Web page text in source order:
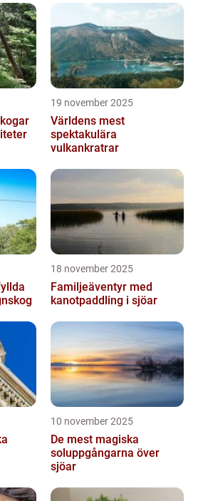
19 november 2025
Världens mest
spektakulära
vulkankratrar
18 november 2025
Familjeäventyr med
kanotpaddling i sjöar
10 november 2025
De mest magiska
soluppgångarna över
sjöar